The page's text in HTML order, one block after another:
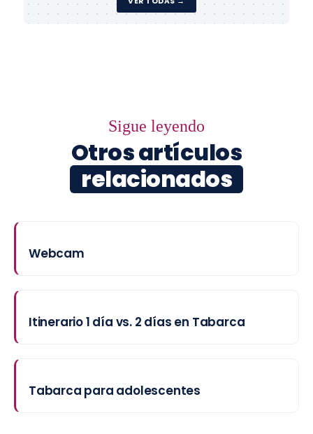
Sigue leyendo
Otros artículos
relacionados
Webcam
Itinerario 1 día vs. 2 días en Tabarca
Tabarca para adolescentes